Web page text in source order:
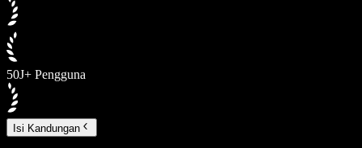
50J+ Pengguna
Isi Kandungan